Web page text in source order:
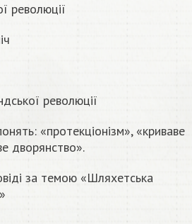
революції
революції
«протекціонізм», «криваве
дворянство».
за темою «Шляхетська